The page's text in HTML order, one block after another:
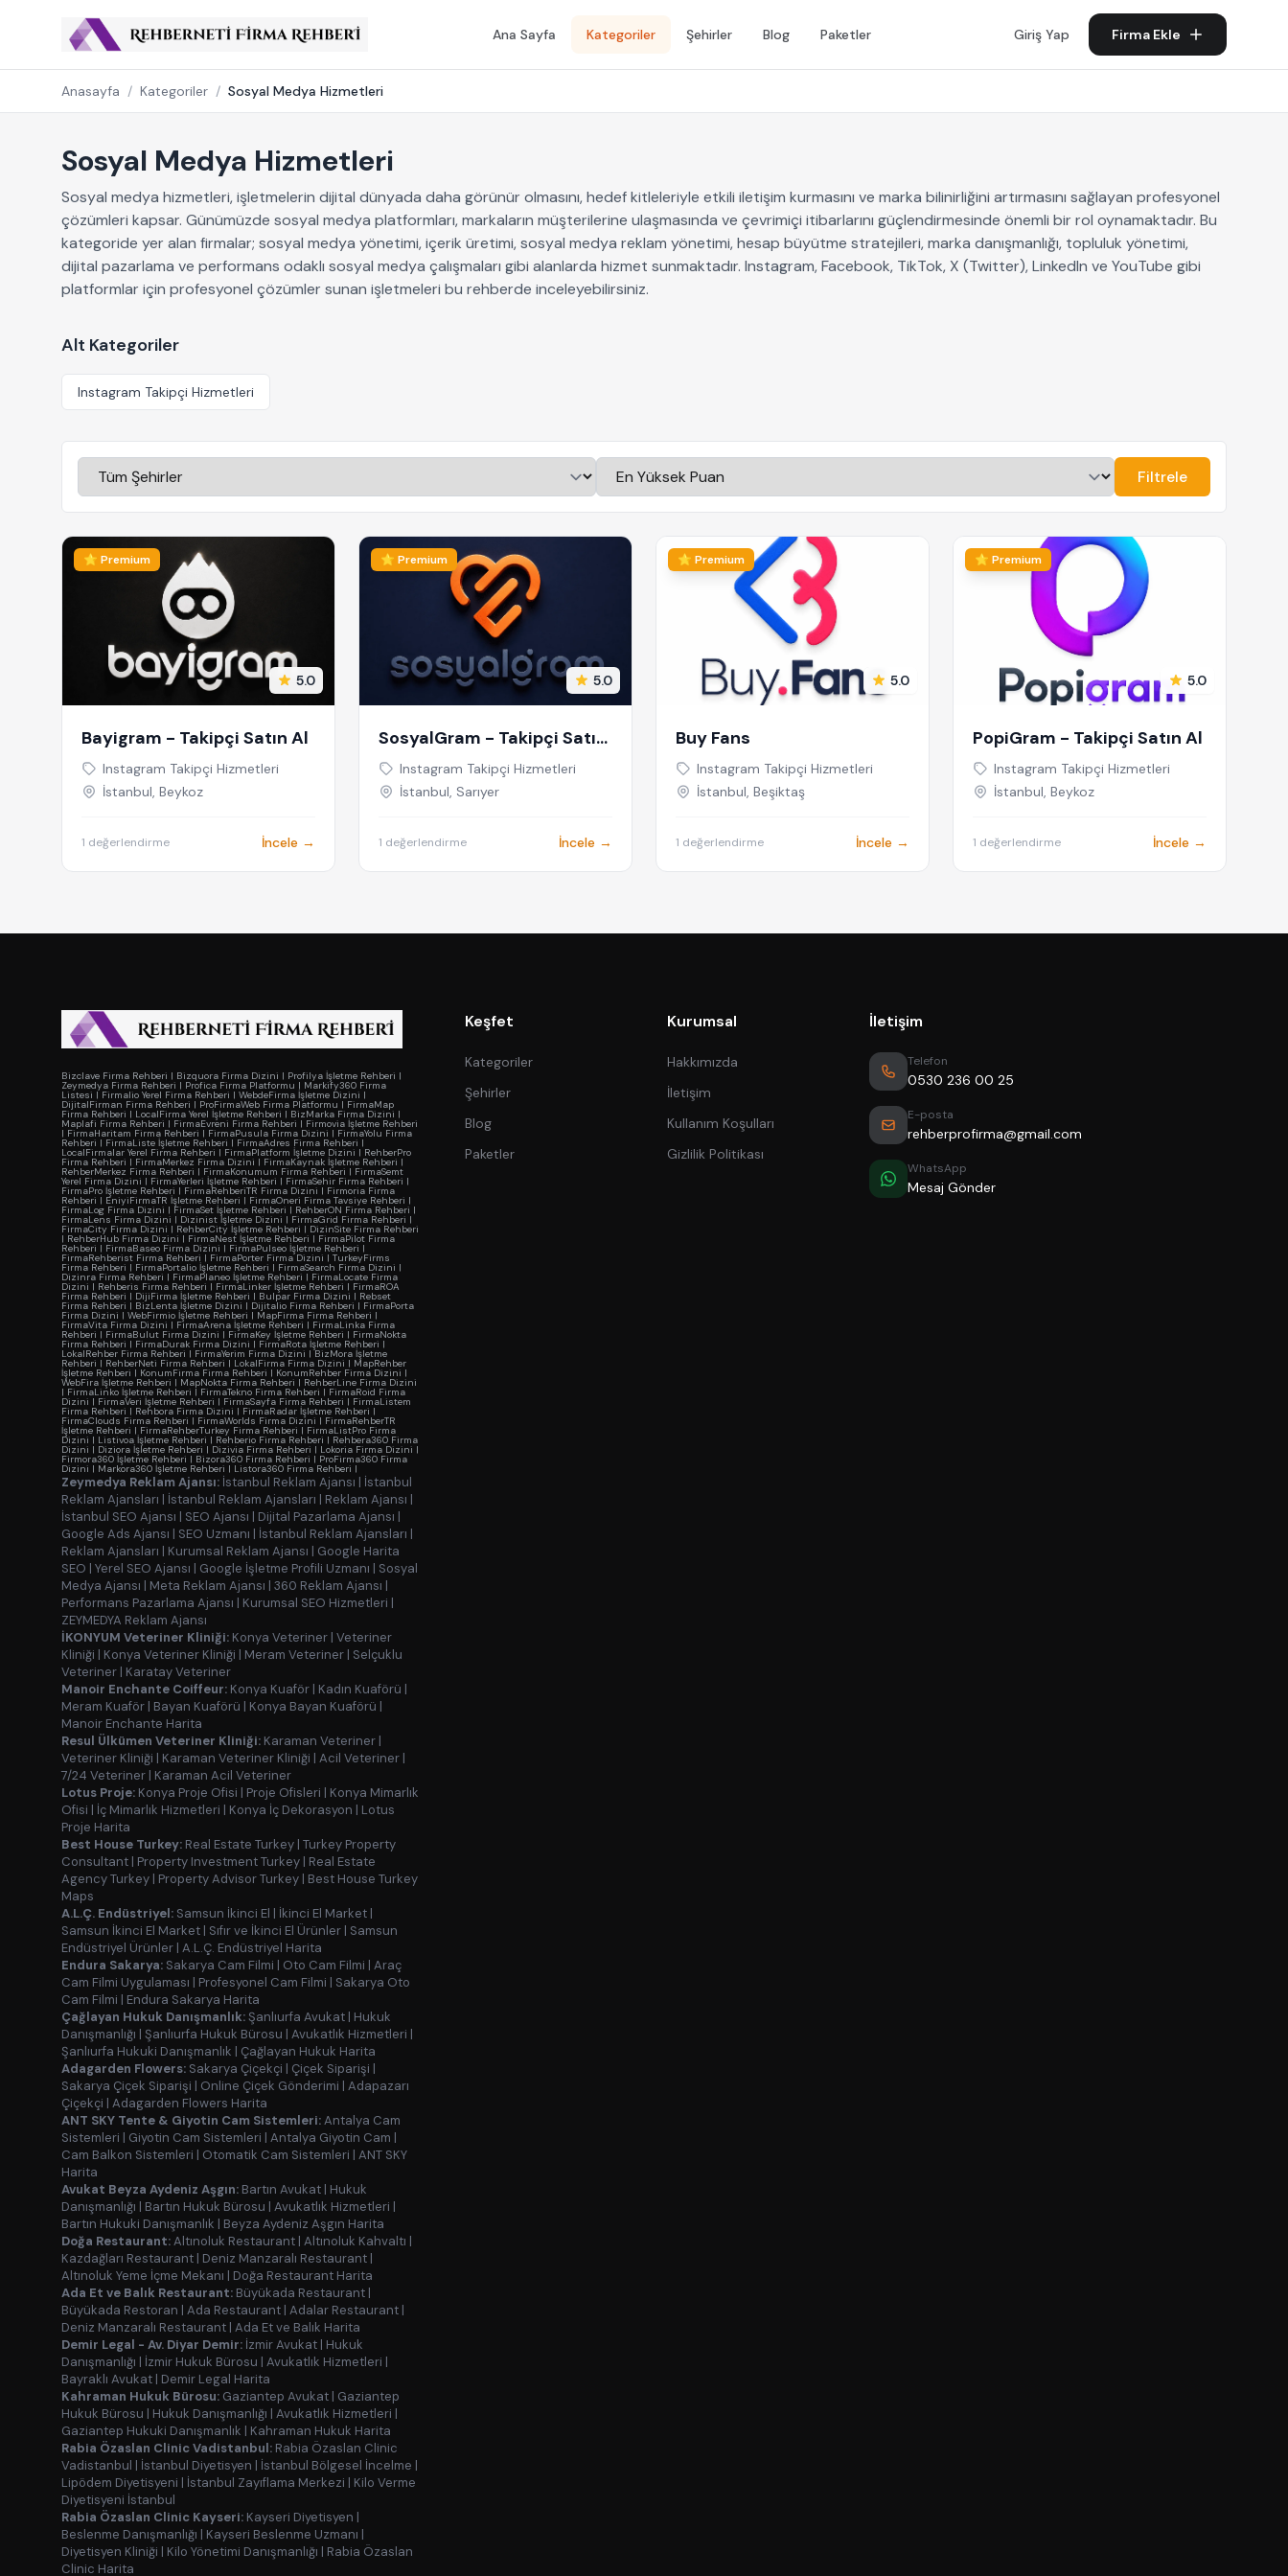
Ana Sayfa Kategoriler Şehirler Blog Paketler Giriş Yap Firma Ekle
Anasayfa / Kategoriler / Sosyal Medya Hizmetleri
Sosyal Medya Hizmetleri
Sosyal medya hizmetleri, işletmelerin dijital dünyada daha görünür olmasını, hedef kitleleriyle etkili iletişim kurmasını ve marka bilinirliğini artırmasını sağlayan profesyonel
çözümleri kapsar. Günümüzde sosyal medya platformları, markaların müşterilerine ulaşmasında ve çevrimiçi itibarlarını güçlendirmesinde önemli bir rol oynamaktadır. Bu
kategoride yer alan firmalar; sosyal medya yönetimi, içerik üretimi, sosyal medya reklam yönetimi, hesap büyütme stratejileri, marka danışmanlığı, topluluk yönetimi,
dijital pazarlama ve performans odaklı sosyal medya çalışmaları gibi alanlarda hizmet sunmaktadır. Instagram, Facebook, TikTok, X (Twitter), LinkedIn ve YouTube gibi
platformlar için profesyonel çözümler sunan işletmeleri bu rehberde inceleyebilirsiniz.
Alt Kategoriler
Instagram Takipçi Hizmetleri
Filtrele
⭐ Premium
5.0
Bayigram - Takipçi Satın Al
Instagram Takipçi Hizmetleri
İstanbul, Beykoz
1 değerlendirme İncele →
⭐ Premium
5.0
SosyalGram - Takipçi Satın
Al Instagram Takipçi Hizmetleri
İstanbul, Sarıyer
1 değerlendirme İncele →
⭐ Premium
5.0
Buy Fans
Instagram Takipçi Hizmetleri
İstanbul, Beşiktaş
1 değerlendirme İncele →
⭐ Premium
5.0
PopiGram - Takipçi Satın Al
Instagram Takipçi Hizmetleri
İstanbul, Beykoz
1 değerlendirme İncele →
Bizclave Firma Rehberi | Bizquora Firma Dizini | Profilya İşletme Rehberi |
Zeymedya Firma Rehberi | Profica Firma Platformu | Markify360 Firma
Listesi | Firmalio Yerel Firma Rehberi | WebdeFirma İşletme Dizini |
DijitalFirman Firma Rehberi | ProFirmaWeb Firma Platformu | FirmaMap
Firma Rehberi | LocalFirma Yerel İşletme Rehberi | BizMarka Firma Dizini |
Maplafi Firma Rehberi | FirmaEvreni Firma Rehberi | Firmovia İşletme Rehberi
| FirmaHaritam Firma Rehberi | FirmaPusula Firma Dizini | FirmaYolu Firma
Rehberi | FirmaListe İşletme Rehberi | FirmaAdres Firma Rehberi |
LocalFirmalar Yerel Firma Rehberi | FirmaPlatform İşletme Dizini | RehberPro
Firma Rehberi | FirmaMerkez Firma Dizini | FirmaKaynak İşletme Rehberi |
RehberMerkez Firma Rehberi | FirmaKonumum Firma Rehberi | FirmaSemt
Yerel Firma Dizini | FirmaYerleri İşletme Rehberi | FirmaSehir Firma Rehberi |
FirmaPro İşletme Rehberi | FirmaRehberiTR Firma Dizini | Firmoria Firma
Rehberi | EniyiFirmaTR İşletme Rehberi | FirmaOneri Firma Tavsiye Rehberi |
FirmaLog Firma Dizini | FirmaSet İşletme Rehberi | RehberON Firma Rehberi |
FirmaLens Firma Dizini | Dizinist İşletme Dizini | FirmaGrid Firma Rehberi |
FirmaCity Firma Dizini | RehberCity İşletme Rehberi | DizinSite Firma Rehberi
| RehberHub Firma Dizini | FirmaNest İşletme Rehberi | FirmaPilot Firma
Rehberi | FirmaBaseo Firma Dizini | FirmaPulseo İşletme Rehberi |
FirmaRehberist Firma Rehberi | FirmaPorter Firma Dizini | TurkeyFirms
Firma Rehberi | FirmaPortalio İşletme Rehberi | FirmaSearch Firma Dizini |
Dizinra Firma Rehberi | FirmaPlaneo İşletme Rehberi | FirmaLocate Firma
Dizini | Rehberis Firma Rehberi | FirmaLinker İşletme Rehberi | FirmaROA
Firma Rehberi | DijiFirma İşletme Rehberi | Bulpar Firma Dizini | Rebset
Firma Rehberi | BizLenta İşletme Dizini | Dijitalio Firma Rehberi | FirmaPorta
Firma Dizini | WebFirmio İşletme Rehberi | MapFirma Firma Rehberi |
FirmaVita Firma Dizini | FirmaArena İşletme Rehberi | FirmaLinka Firma
Rehberi | FirmaBulut Firma Dizini | FirmaKey İşletme Rehberi | FirmaNokta
Firma Rehberi | FirmaDurak Firma Dizini | FirmaRota İşletme Rehberi |
LokalRehber Firma Rehberi | FirmaYerim Firma Dizini |BizMora İşletme
Rehberi | RehberNeti Firma Rehberi | LokalFirma Firma Dizini | MapRehber
İşletme Rehberi | KonumFirma Firma Rehberi | KonumRehber Firma Dizini |
WebFira İşletme Rehberi | MapNokta Firma Rehberi | RehberLine Firma Dizini
| FirmaLinko İşletme Rehberi | FirmaTekno Firma Rehberi | FirmaRoid Firma
Dizini | FirmaVeri İşletme Rehberi | FirmaSayfa Firma Rehberi | FirmaListem
Firma Rehberi | Rehbora Firma Dizini | FirmaRadar İşletme Rehberi |
FirmaClouds Firma Rehberi | FirmaWorlds Firma Dizini | FirmaRehberTR
İşletme Rehberi | FirmaRehberTurkey Firma Rehberi | FirmaListPro Firma
Dizini | Listivoa İşletme Rehberi | Rehberio Firma Rehberi | Rehbera360 Firma
Dizini | Diziora İşletme Rehberi | Dizivia Firma Rehberi | Lokoria Firma Dizini |
Firmora360 İşletme Rehberi | Bizora360 Firma Rehberi | ProFirma360 Firma
Dizini | Markora360 İşletme Rehberi | Listora360 Firma Rehberi |
Zeymedya Reklam Ajansı: İstanbul Reklam Ajansı | İstanbul
Reklam Ajansları | İstanbul Reklam Ajansları | Reklam Ajansı |
İstanbul SEO Ajansı | SEO Ajansı | Dijital Pazarlama Ajansı |
Google Ads Ajansı | SEO Uzmanı | İstanbul Reklam Ajansları |
Reklam Ajansları | Kurumsal Reklam Ajansı | Google Harita
SEO | Yerel SEO Ajansı | Google İşletme Profili Uzmanı | Sosyal
Medya Ajansı | Meta Reklam Ajansı | 360 Reklam Ajansı |
Performans Pazarlama Ajansı | Kurumsal SEO Hizmetleri |
ZEYMEDYA Reklam Ajansı
İKONYUM Veteriner Kliniği: Konya Veteriner | Veteriner
Kliniği | Konya Veteriner Kliniği | Meram Veteriner | Selçuklu
Veteriner | Karatay Veteriner
Manoir Enchante Coiffeur: Konya Kuaför | Kadın Kuaförü |
Meram Kuaför | Bayan Kuaförü | Konya Bayan Kuaförü |
Manoir Enchante Harita
Resul Ülkümen Veteriner Kliniği: Karaman Veteriner |
Veteriner Kliniği | Karaman Veteriner Kliniği | Acil Veteriner |
7/24 Veteriner | Karaman Acil Veteriner
Lotus Proje: Konya Proje Ofisi | Proje Ofisleri | Konya Mimarlık
Ofisi | İç Mimarlık Hizmetleri | Konya İç Dekorasyon | Lotus
Proje Harita
Best House Turkey: Real Estate Turkey | Turkey Property
Consultant | Property Investment Turkey | Real Estate
Agency Turkey | Property Advisor Turkey | Best House Turkey
Maps
A.L.Ç. Endüstriyel: Samsun İkinci El | İkinci El Market |
Samsun İkinci El Market | Sıfır ve İkinci El Ürünler | Samsun
Endüstriyel Ürünler | A.L.Ç. Endüstriyel Harita
Endura Sakarya: Sakarya Cam Filmi | Oto Cam Filmi | Araç
Cam Filmi Uygulaması | Profesyonel Cam Filmi | Sakarya Oto
Cam Filmi | Endura Sakarya Harita
Çağlayan Hukuk Danışmanlık:Şanlıurfa Avukat | Hukuk
Danışmanlığı | Şanlıurfa Hukuk Bürosu | Avukatlık Hizmetleri |
Şanlıurfa Hukuki Danışmanlık | Çağlayan Hukuk Harita
Adagarden Flowers: Sakarya Çiçekçi | Çiçek Siparişi |
Sakarya Çiçek Siparişi | Online Çiçek Gönderimi | Adapazarı
Çiçekçi | Adagarden Flowers Harita
ANT SKY Tente & Giyotin Cam Sistemleri:Antalya Cam
Sistemleri | Giyotin Cam Sistemleri | Antalya Giyotin Cam |
Cam Balkon Sistemleri | Otomatik Cam Sistemleri | ANT SKY
Harita
Avukat Beyza Aydeniz Aşgın: Bartın Avukat | Hukuk
Danışmanlığı | Bartın Hukuk Bürosu | Avukatlık Hizmetleri |
Bartın Hukuki Danışmanlık | Beyza Aydeniz Aşgın Harita
Doğa Restaurant:Altınoluk Restaurant | Altınoluk Kahvaltı |
Kazdağları Restaurant | Deniz Manzaralı Restaurant |
Altınoluk Yeme İçme Mekanı | Doğa Restaurant Harita
Ada Et ve Balık Restaurant: Büyükada Restaurant |
Büyükada Restoran | Ada Restaurant | Adalar Restaurant |
Deniz Manzaralı Restaurant | Ada Et ve Balık Harita
Demir Legal - Av. Diyar Demir: İzmir Avukat | Hukuk
Danışmanlığı | İzmir Hukuk Bürosu | Avukatlık Hizmetleri |
Bayraklı Avukat | Demir Legal Harita
Kahraman Hukuk Bürosu: Gaziantep Avukat | Gaziantep
Hukuk Bürosu | Hukuk Danışmanlığı | Avukatlık Hizmetleri |
Gaziantep Hukuki Danışmanlık | Kahraman Hukuk Harita
Rabia Özaslan Clinic Vadistanbul: Rabia Özaslan Clinic
Vadistanbul | İstanbul Diyetisyen | İstanbul Bölgesel İncelme |
Lipödem Diyetisyeni | İstanbul Zayıflama Merkezi | Kilo Verme
Diyetisyeni İstanbul
Rabia Özaslan Clinic Kayseri: Kayseri Diyetisyen |
Beslenme Danışmanlığı | Kayseri Beslenme Uzmanı |
Diyetisyen Kliniği | Kilo Yönetimi Danışmanlığı | Rabia Özaslan
Clinic Harita
Keşfet
Kategoriler
Şehirler
Blog
Paketler
Kurumsal
Hakkımızda
İletişim
Kullanım Koşulları
Gizlilik Politikası
İletişim
Telefon
0530 236 00 25
E-posta
rehberprofirma@gmail.com
WhatsApp
Mesaj Gönder